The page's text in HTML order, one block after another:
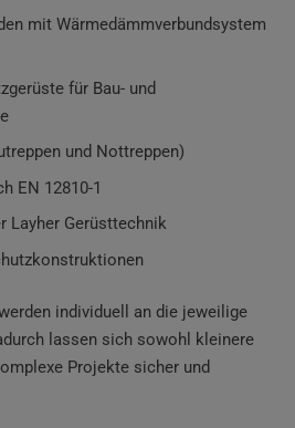
mit Wärmedämmverbundsystem
für Bau- und
und Nottreppen)
EN 12810-1
Layher Gerüsttechnik
individuell an die jeweilige
lassen sich sowohl kleinere
Projekte sicher und